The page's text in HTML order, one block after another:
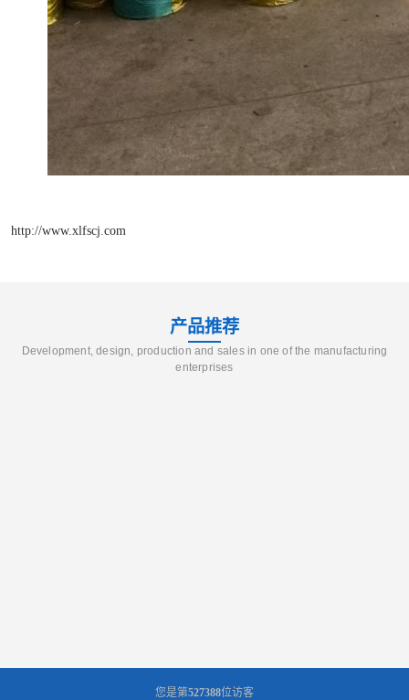
http://www.xlfscj.com
产品推荐
Development, design, production and sales in one of the manufacturing
enterprises
您是第527388位访客